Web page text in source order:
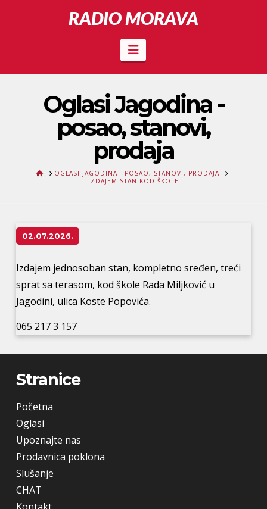
RADIO MORAVA
Navigation
Oglasi Jagodina -
posao, stanovi,
prodaja
HOMEOGLASI JAGODINA - POSAO, STANOVI, PRODAJA
IZDAJEM STAN KOD ŠKOLE
02.07.2026.
Izdajem jednosoban stan, kompletno sređen, treći
sprat sa terasom, kod škole Rada Miljković u
Jagodini, ulica Koste Popovića.
065 217 3 157
Stranice
Početna
Oglasi
Upoznajte nas
Prodavnica poklona
Slušanje
CHAT